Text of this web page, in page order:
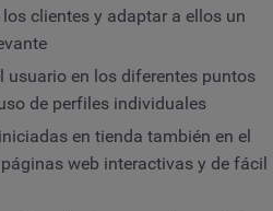
clientes y adaptar a ellos un
usuario en los diferentes puntos
de perfiles individuales
en tienda también en el
web interactivas y de fácil